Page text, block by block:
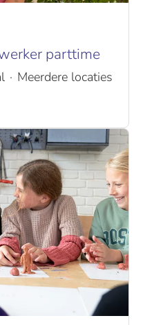
parttime
· Meerdere locaties